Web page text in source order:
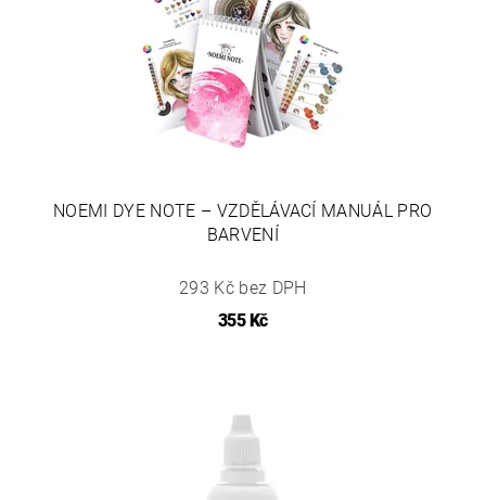
NOEMI DYE NOTE – VZDĚLÁVACÍ MANUÁL PRO
BARVENÍ
293 Kč bez DPH
355 Kč